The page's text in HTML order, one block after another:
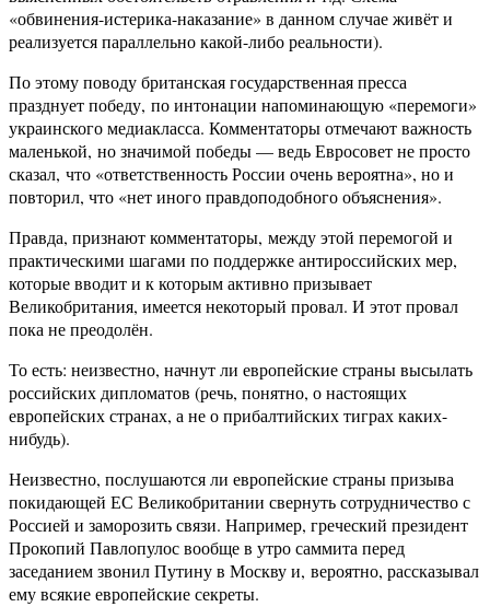
«обвинения-истерика-наказание» в данном случае живёт и
реализуется параллельно какой-либо реальности).
По этому поводу британская государственная пресса
празднует победу, по интонации напоминающую «перемоги»
украинского медиакласса. Комментаторы отмечают важность
маленькой, но значимой победы — ведь Евросовет не просто
сказал, что «ответственность России очень вероятна», но и
повторил, что «нет иного правдоподобного объяснения».
Правда, признают комментаторы, между этой перемогой и
практическими шагами по поддержке антироссийских мер,
которые вводит и к которым активно призывает
Великобритания, имеется некоторый провал. И этот провал
пока не преодолён.
То есть: неизвестно, начнут ли европейские страны высылать
российских дипломатов (речь, понятно, о настоящих
европейских странах, а не о прибалтийских тиграх каких-
нибудь).
Неизвестно, послушаются ли европейские страны призыва
покидающей ЕС Великобритании свернуть сотрудничество с
Россией и заморозить связи. Например, греческий президент
Прокопий Павлопулос вообще в утро саммита перед
заседанием звонил Путину в Москву и, вероятно, рассказывал
ему всякие европейские секреты.